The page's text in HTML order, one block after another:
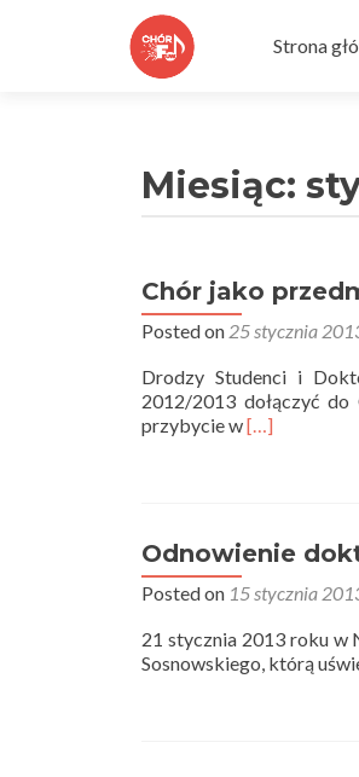
to
Strona
Miesiąc:
Chór jako
Posted on 25 stycznia
Drodzy Studenci i
2012/2013 dołączyć
przybycie wRead
przedmiot
–
drugi
[…]
Odnowienie
Posted on 15 stycznia
21 stycznia 2013 roku w
Sosnowskiego, którą